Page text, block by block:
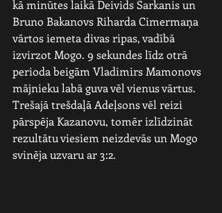
kā minūtes laikā Deivids Sarkanis un
Bruno Bakanovs Riharda Cimermaņa
vārtos iemeta divas ripas, vadībā
izvirzot Mogo. 9 sekundes līdz otrā
perioda beigām Vladimirs Mamonovs
mājnieku labā guva vēl vienus vārtus.
Trešajā trešdaļā Adeļsons vēl reizi
pārspēja Kazanovu, tomēr izlīdzināt
rezultātu viesiem neizdevās un Mogo
svinēja uzvaru ar 3:2.